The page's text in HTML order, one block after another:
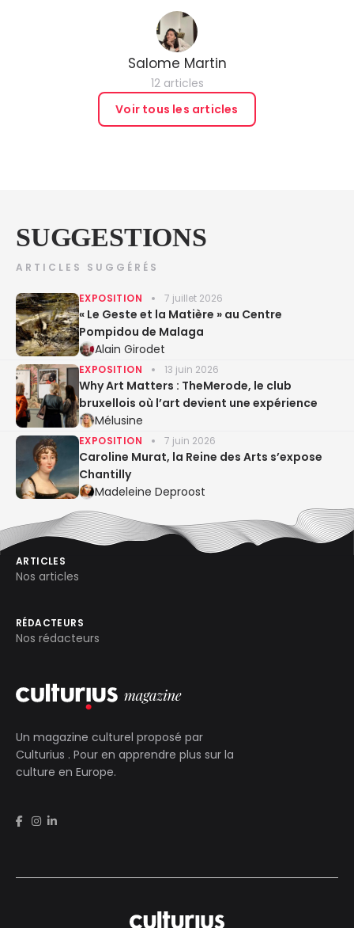
Salome Martin
12 articles
Voir tous les articles
SUGGESTIONS
ARTICLES SUGGÉRÉS
EXPOSITION 7 juillet 2026
« Le Geste et la Matière » au Centre
Pompidou de Malaga
Alain Girodet
EXPOSITION 13 juin 2026
Why Art Matters : TheMerode, le club
bruxellois où l’art devient une expérience
Mélusine
EXPOSITION 7 juin 2026
Caroline Murat, la Reine des Arts s’expose
Chantilly
Madeleine Deproost
Un magazine culturel proposé par
Culturius . Pour en apprendre plus sur la
culture en Europe.
ARTICLES
Nos articles
RÉDACTEURS
Nos rédacteurs